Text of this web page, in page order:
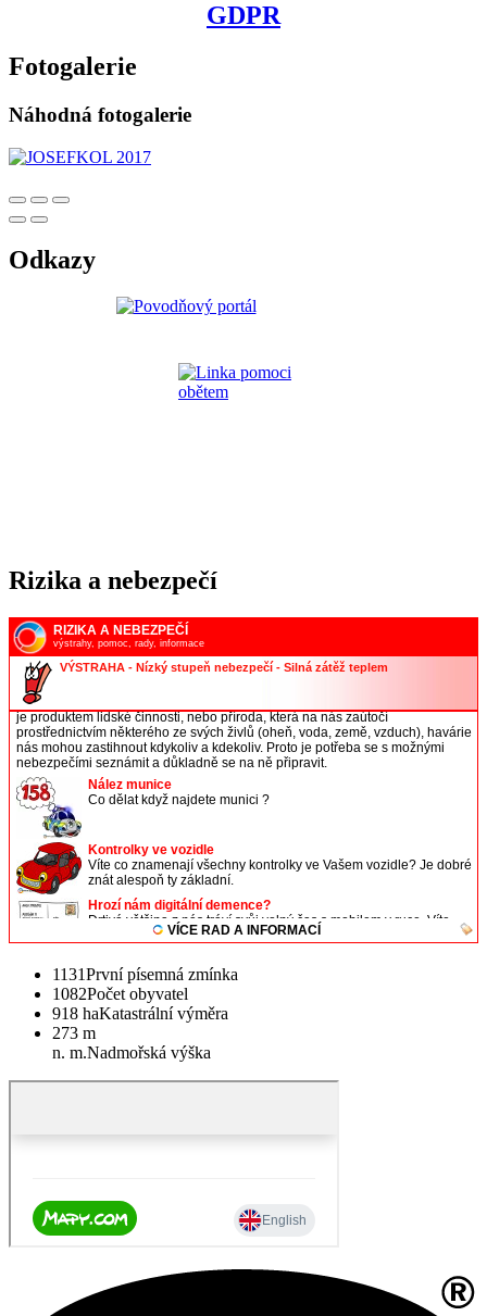
GDPR
Fotogalerie
Náhodná fotogalerie
Odkazy
Rizika a nebezpečí
1131První písemná zmínka
1082Počet obyvatel
918 haKatastrální výměra
273 m
n. m.Nadmořská výška